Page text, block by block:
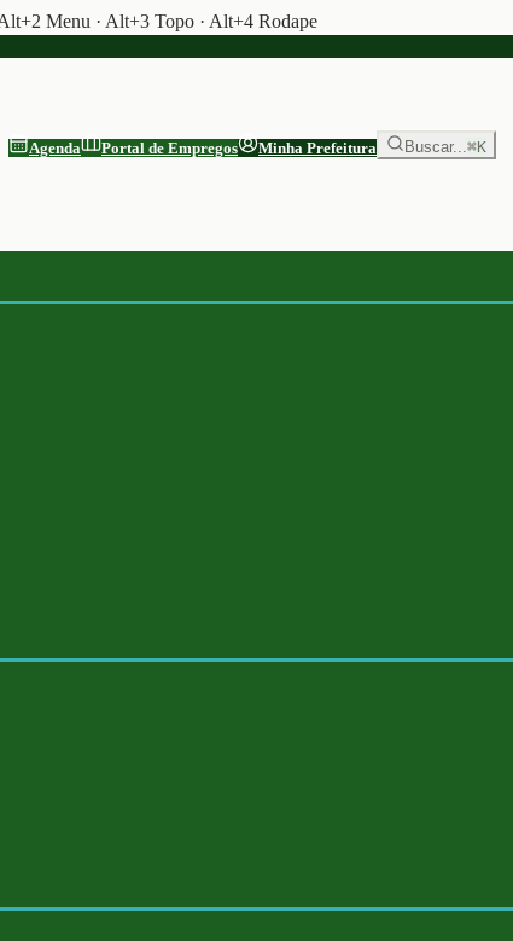
Menu · Alt+3 Topo · Alt+4 Rodape
Agenda Portal de Empregos Minha Prefeitura Buscar...⌘K